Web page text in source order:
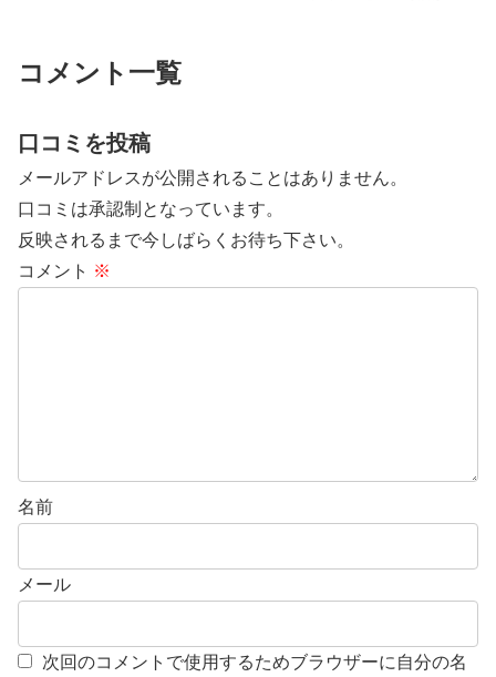
ンが掲げられており、地元でも
お...
コメント一覧
口コミを投稿
メールアドレスが公開されることはありません。
口コミは承認制となっています。
反映されるまで今しばらくお待ち下さい。
コメント ※
名前
メール
次回のコメントで使用するためブラウザーに自分の名